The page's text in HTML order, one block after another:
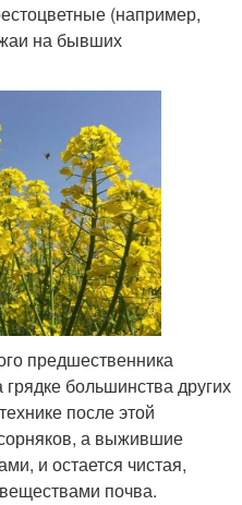
(например,
на бывших
предшественника
большинства других
после этой
а выжившие
и остается чистая,
почва.